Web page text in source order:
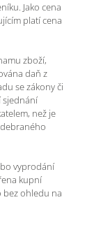
Jako cena
platí cena
zboží,
daň z
se zákony či
sjednání
než je
vyprodání
kupní
bez ohledu na